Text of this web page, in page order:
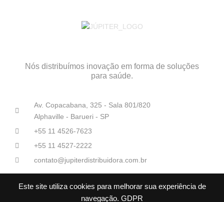
Este site utiliza cookies para melhorar sua experiência de
navegação. GDPR
Nós distribuímos inovação em forma de soluções
para saúde.
Av. Copacabana, 325 - Sala 801/820
Alphaville - Barueri - SP
+55 11 4526-7623
+55 11 4527-2222
contato@jupiterdistribuidora.com.br